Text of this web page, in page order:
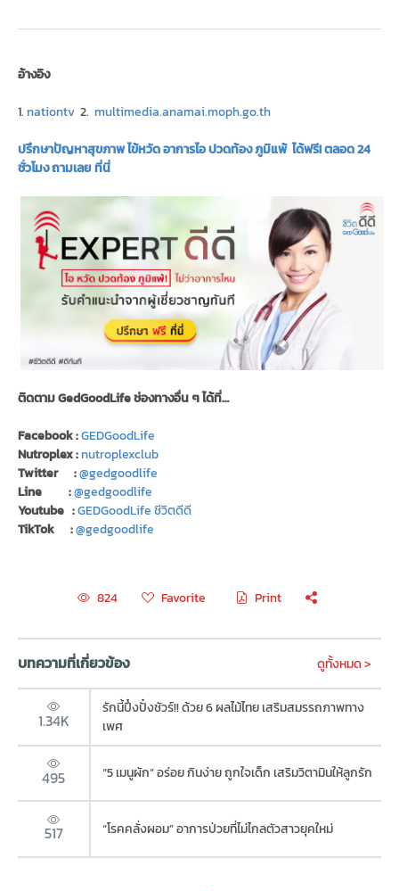
อ้างอิง
1. nationtv 2. multimedia.anamai.moph.go.th
ปรึกษาปัญหาสุขภาพ ไข้หวัด อาการไอ ปวดท้อง ภูมิแพ้ ได้ฟรี! ตลอด 24
ชั่วโมง ถามเลย ที่นี่
ติดตาม GedGoodLife ช่องทางอื่น ๆ ได้ที่…
Facebook :GEDGoodLife
Nutroplex :nutroplexclub
Twitter :@gedgoodlife
Line :@gedgoodlife
Youtube :GEDGoodLife ชีวิตดีดี
TikTok :@gedgoodlife
824 Favorite Print
บทความที่เกี่ยวข้อง ดูทั้งหมด >
1.34K
รักนี้ปึ๋งปั๋งชัวร์!! ด้วย 6 ผลไม้ไทย เสริมสมรรถภาพทาง
เพศ
495 “5 เมนูผัก” อร่อย กินง่าย ถูกใจเด็ก เสริมวิตามินให้ลูกรัก
517 “โรคคลั่งผอม” อาการป่วยที่ไม่ไกลตัวสาวยุคใหม่